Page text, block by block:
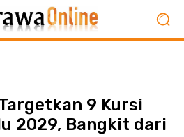
9 Kursi
2029, Bangkit dari